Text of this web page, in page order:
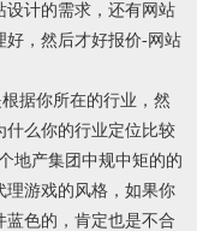
设计的需求，还有网站
好，然后才好报价-网站
据你所在的行业，然
什么你的行业定位比较
地产集团中规中矩的的
理游戏的风格，如果你
色的，肯定也是不合